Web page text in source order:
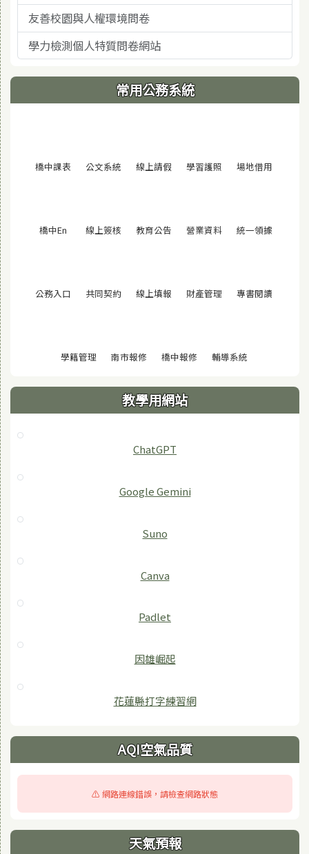
友善校園與人權環境問卷
學力檢測個人特質問卷網站
常用公務系統
橋中課表 (另開視窗)
公文系統 (另開視窗)
線上請假 (另開視窗)
學習護照 (另開視窗)
場地借用
橋中En (另開視窗)
線上簽核 (另開視窗)
教育公告 (另開視窗)
營業資料(另開視窗)
統一領據
公務入口 (另開視窗)
共同契約(另開視窗)
線上填報 (另開視窗)
財產管理 (另開視窗)
專書閱讀
學籍管理(另開視窗)
南市報修(另開視窗)
橋中報修(另開視窗)
輔導系統(另開視窗)
教學用網站
ChatGPT
‎Google Gemini
Suno
Canva
Padlet
因雄崛起
花蓮縣打字練習網
AQI空氣品質
⚠️ 網路連線錯誤，請檢查網路狀態
天氣預報